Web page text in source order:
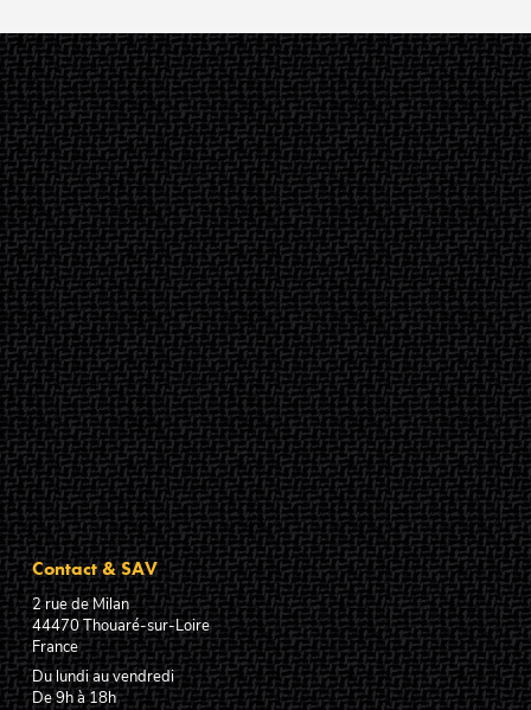
Contact & SAV
2 rue de Milan
44470Thouaré-sur-Loire
France
Du lundi au vendredi
De 9h à 18h